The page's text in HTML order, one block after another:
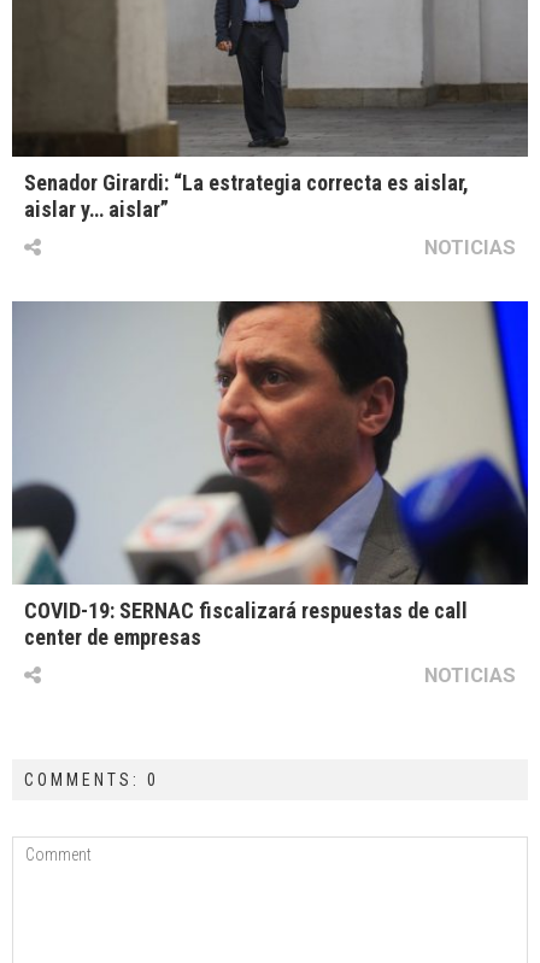
Senador Girardi: “La estrategia correcta es aislar,
aislar y… aislar”
NOTICIAS
COVID-19: SERNAC fiscalizará respuestas de call
center de empresas
NOTICIAS
COMMENTS: 0